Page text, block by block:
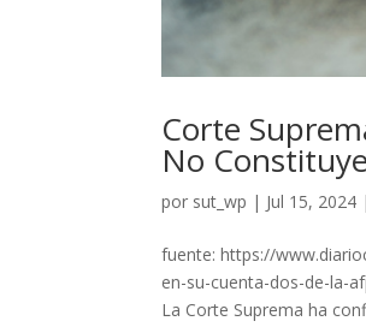
Corte
No
por sut_wp | Jul 15, 2024 |
fuente: https://
en-su-cuenta-dos-de-la-
La Corte Suprema ha